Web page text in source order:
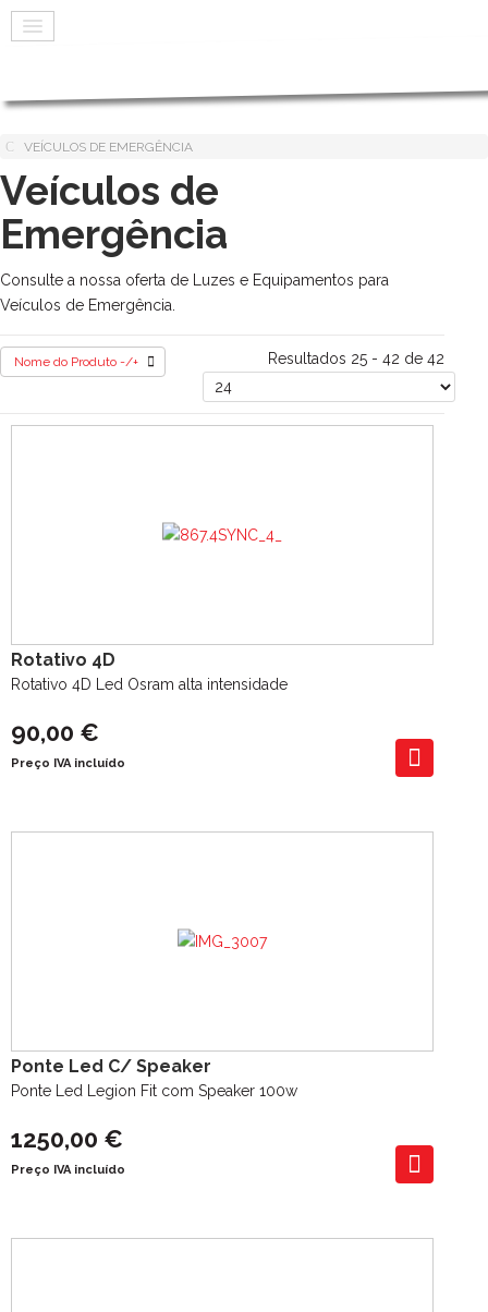
VEÍCULOS DE EMERGÊNCIA
Veículos de
Emergência
Consulte a nossa oferta de Luzes e Equipamentos para
Veículos de Emergência.
Nome do Produto -/+ Resultados 25 - 42 de 42
Rotativo 4D
Rotativo 4D Led Osram alta intensidade
90,00 €
Preço IVA incluído
Ponte Led C/ Speaker
Ponte Led Legion Fit com Speaker 100w
1250,00 €
Preço IVA incluído